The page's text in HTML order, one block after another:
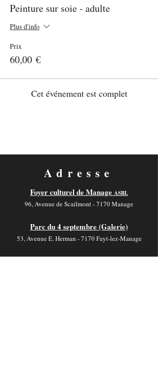
Peinture sur soie - adulte
Plus d'info
Prix
60,00 €
Cet événement est complet
Adresse
Foyer culturel de Manage ASBL
96, Avenue de Scailmont - 7170 Manage
Parc du 4 septembre (Galerie)
53, Avenue E. Herman - 7170 Fayt-lez-Manage